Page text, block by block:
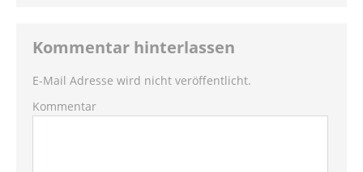
Kommentar hinterlassen
E-Mail Adresse wird nicht veröffentlicht.
Kommentar